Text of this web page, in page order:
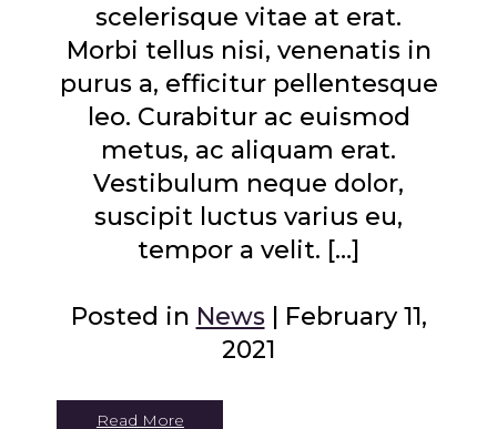
scelerisque vitae at erat.
Morbi tellus nisi, venenatis in
purus a, efficitur pellentesque
leo. Curabitur ac euismod
metus, ac aliquam erat.
Vestibulum neque dolor,
suscipit luctus varius eu,
tempor a velit. […]
Posted in News| February 11,
2021
Read More